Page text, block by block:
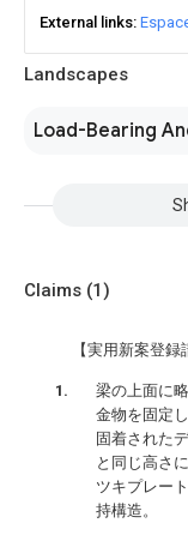
Landscapes
Load-Bearing
External links
Claims (1)
【実用新案登録
梁の上面に
金物を固定
固着された
と同じ高さ
ツキプレー
持構造。